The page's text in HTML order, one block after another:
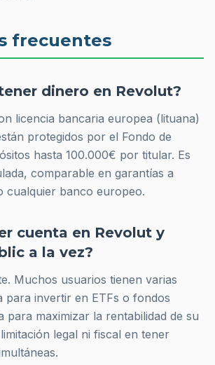
frecuentes
dinero en Revolut?
licencia bancaria europea (lituana)
protegidos por el Fondo de
hasta 100.000€ por titular. Es
comparable en garantías a
cualquier banco europeo.
cuenta en Revolut y
a la vez?
Muchos usuarios tienen varias
para invertir en ETFs o fondos
para maximizar la rentabilidad de su
legal ni fiscal en tener